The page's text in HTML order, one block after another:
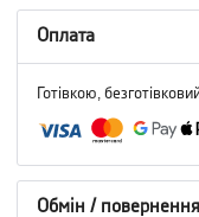
Оплата
Готівкою,
Обмін /